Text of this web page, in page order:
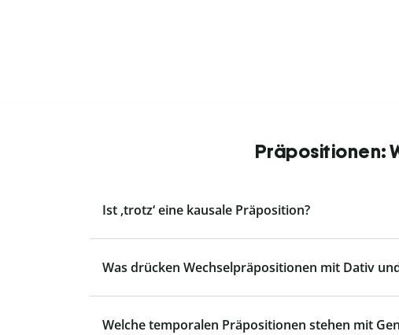
Präpositionen:
Ist ‚trotz‘ eine kausale Präposition?
Was drücken Wechselpräpositionen mit Dativ
Welche temporalen Präpositionen stehen mit